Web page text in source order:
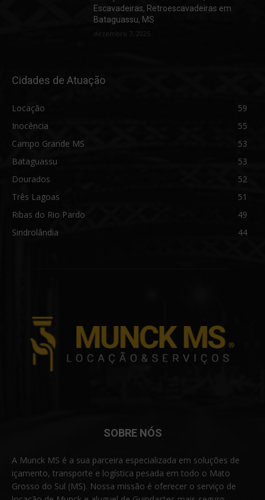
Escavadeiras, Retroescavadeiras em
Bataguassu, MS
dezembro 7, 2025
Cidades de Atuação
Locação
59
Inocência
55
Campo Grande MS
53
Bataguassu
53
Dourados
52
Três Lagoas
51
Ribas do Rio Pardo
49
Sindrolândia
44
SOBRE NÓS
A Munck MS é a sua parceira especializada em soluções de
içamento, transporte e logística pesada em todo o Mato
Grosso do Sul (MS). Nossa missão é oferecer o serviço de